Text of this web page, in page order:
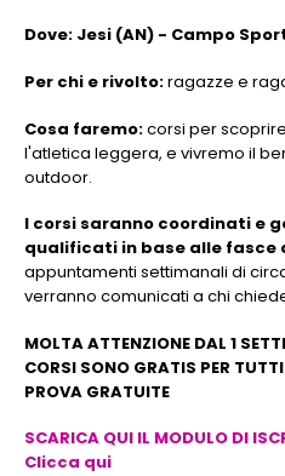
Dove: Jesi (AN) - Campo
Per chi e rivolto:ragazze e
Cosa faremo:corsi per
l'atletica leggera, e vivremo il
outdoor.
I corsi saranno coordinati e
qualificati in base alle fasce
appuntamenti settimanali di
verranno comunicati a chi
MOLTA ATTENZIONE DAL 1
CORSI SONO GRATIS PER
PROVA GRATUITE
SCARICA QUI IL MODULO DI
Clicca qui